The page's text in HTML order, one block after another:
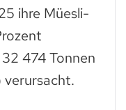
ihre Müesli-
474 Tonnen